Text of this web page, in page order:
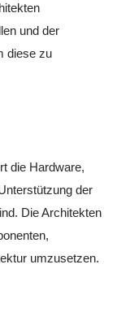
und der
diese zu
die Hardware,
der
Die Architekten
umzusetzen.